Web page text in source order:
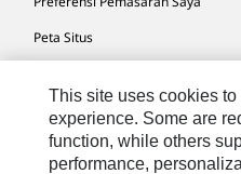
Peta Situs
Privasi
This site uses cookies
experience. Some are
function, while others
performance,